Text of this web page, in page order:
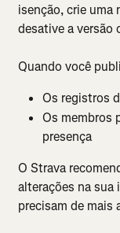
isenção, crie uma
desative a versão
Quando você
Os registros
Os membros
presença
O Strava
alterações na
precisam de mais